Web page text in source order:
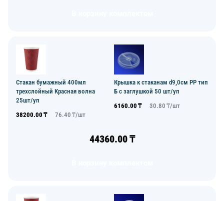
Стакан бумажный 400мл
трехслойный Красная волна
25шт/уп
38200.00 ₸ 76.40 ₸/шт
Крышка к стаканам d9,0см PP тип
Б с заглушкой 50 шт/уп
6160.00 ₸ 30.80 ₸/шт
44360.00₸